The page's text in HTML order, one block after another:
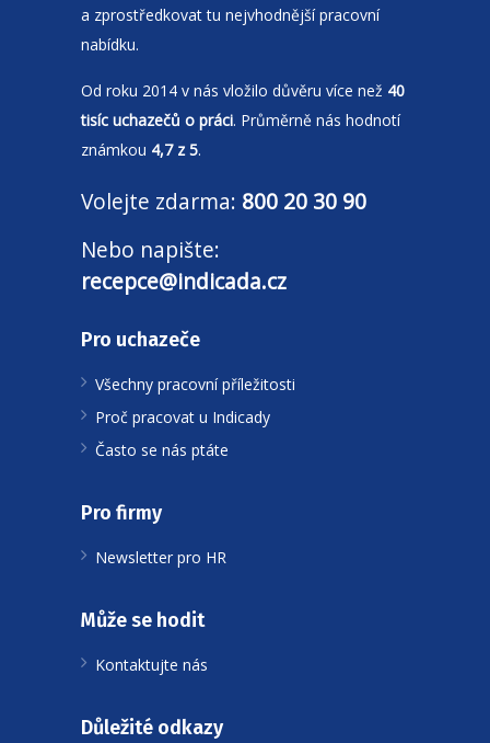
a zprostředkovat tu nejvhodnější pracovní
nabídku.
Od roku 2014 v nás vložilo důvěru více než 40
tisíc uchazečů o práci. Průměrně nás hodnotí
známkou 4,7 z 5.
Volejte zdarma: 800 20 30 90
Nebo napište:
recepce@indicada.cz
Pro uchazeče
Všechny pracovní příležitosti
Proč pracovat u Indicady
Často se nás ptáte
Pro firmy
Newsletter pro HR
Může se hodit
Kontaktujte nás
Důležité odkazy